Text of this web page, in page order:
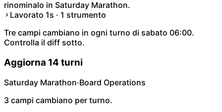
rinominalo in Saturday Marathon.
Lavorato 1s · 1 strumento
Tre campi cambiano in ogni turno di sabato 06:00.
Controlla il diff sotto.
Aggiorna 14 turni
Saturday Marathon·Board Operations
3 campi cambiano per turno.